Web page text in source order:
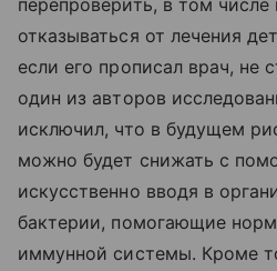
перепроверить, в том
отказываться от лечения
если его прописал врач, не
один из авторов
исключил, что в будущем
можно будет снижать с
искусственно вводя в
бактерии, помогающие
иммунной системы. Кроме